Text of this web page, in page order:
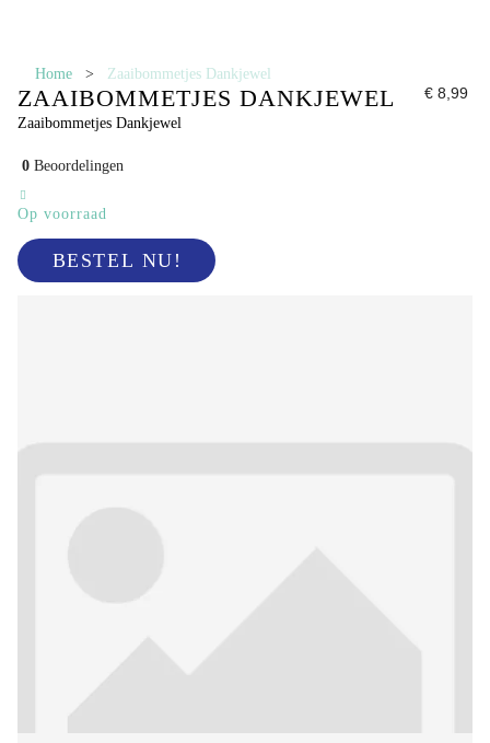
Home > Zaaibommetjes Dankjewel
ZAAIBOMMETJES DANKJEWEL
Zaaibommetjes Dankjewel
€ 8,99
0 Beoordelingen
Op voorraad
BESTEL NU!